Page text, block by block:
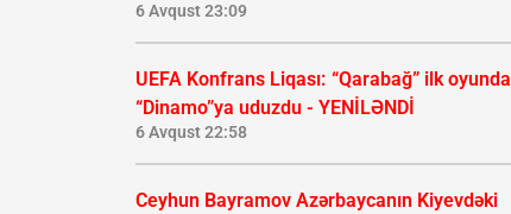
6 Avqust 23:09
UEFA Konfrans Liqası: “Qarabağ” ilk oyunda
“Dinamo”ya uduzdu - YENİLƏNDİ
6 Avqust 22:58
Ceyhun Bayramov Azərbaycanın Kiyevdəki